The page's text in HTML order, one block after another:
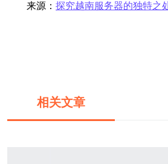
来源： 探究越南服务器的独特之
相关文章